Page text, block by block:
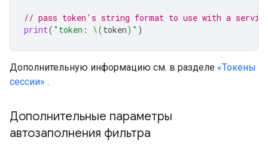
// pass token's string format to use with a
print( "token: \(token) " )
Дополнительную информацию см. в разделе «Токены
сессии» .
Дополнительные параметры
автозаполнения фильтра